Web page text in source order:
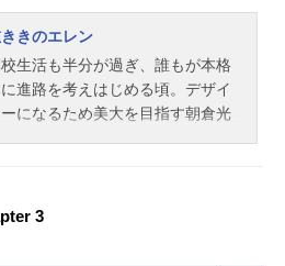
メーション制作：studioぴえろ（ス
ジオぴえろ）アニメーション制作
：studioぴえろ＋（スタジオぴえ
主題歌OP：「asphyxia」Cosh...
ル2026年4月4日（土）〜2026年
27日（土）NHKEテレにて話数全
キャストねずみくん：津田健次
みちゃん：能登麻美子スタッフ
作：なかえよしを 上野紀子
集：小野寺絵美音響監督：石橋
きのエレン
生活も半分が過ぎ、誰もが本格
進路を考えはじめる頃。デザイ
になるため美大を目指す朝倉光
に才能を封じ込めてきた、左き
3